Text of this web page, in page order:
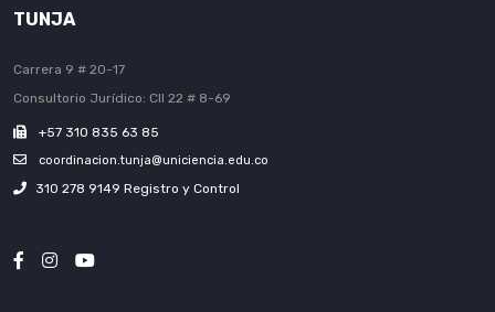
TUNJA
Carrera 9 # 20-17
Consultorio Jurídico: Cll 22 # 8-69
+57 310 835 63 85
coordinacion.tunja@uniciencia.edu.co
310 278 9149 Registro y Control